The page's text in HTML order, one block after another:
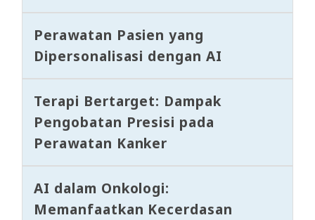
Perawatan Pasien yang
Dipersonalisasi dengan AI
Terapi Bertarget: Dampak
Pengobatan Presisi pada
Perawatan Kanker
AI dalam Onkologi:
Memanfaatkan Kecerdasan